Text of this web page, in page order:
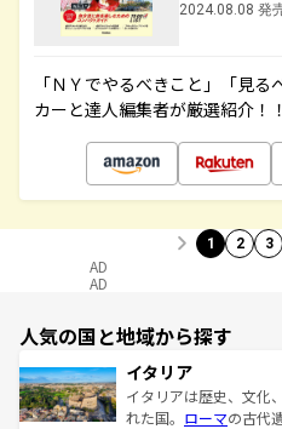
2024.08.08 発
「ＮＹでやるべきこと」「見
カーと達人編集者が厳選紹介！
1 2 3
AD
AD
人気の国と地域から探す
イタリア
イタリアは歴史、文化
れた国。 ローマの古代